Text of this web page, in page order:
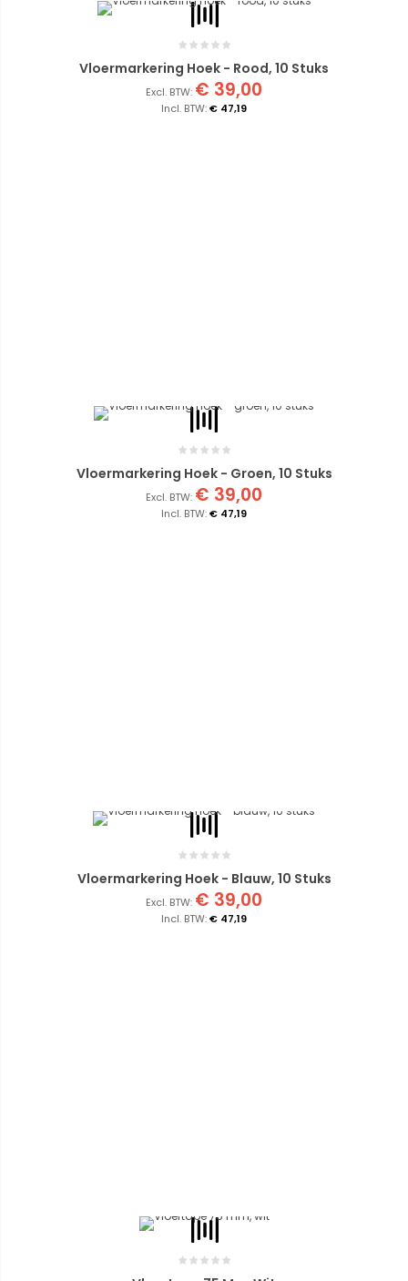
Vloermarkering Hoek - Rood, 10 Stuks
€ 47,19
€ 39,00
Vloermarkering Hoek - Groen, 10 Stuks
€ 47,19
€ 39,00
Vloermarkering Hoek - Blauw, 10 Stuks
€ 47,19
€ 39,00